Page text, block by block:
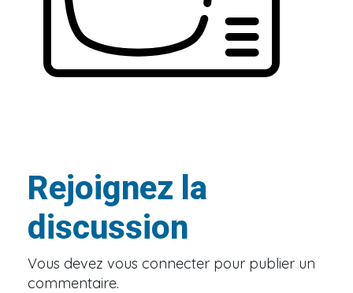
Rejoignez la
discussion
Vous devez vous connecter pour publier un
commentaire.